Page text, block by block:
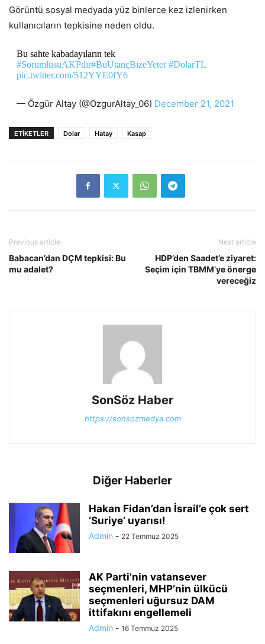
Görüntü sosyal medyada yüz binlerce kez izlenirken
kullanıcıların tepkisine neden oldu.
Bu sahte kabadayıların tek
#SorumlusuAKPdir#BuUtançBizeYeter #DolarTL
pic.twitter.com/512YYE0fY6
— Özgür Altay (@OzgurAltay_06) December 21, 2021
ETİKETLER Dolar Hatay Kasap
Previous article
Babacan’dan DÇM tepkisi: Bu
mu adalet?
Next article
HDP’den Saadet’e ziyaret:
Seçim için TBMM’ye önerge
vereceğiz
SonSöz Haber
https://sonsozmedya.com
Diğer Haberler
Hakan Fidan’dan İsrail’e çok sert
‘Suriye’ uyarısı!
Admin - 22 Temmuz 2025
AK Parti’nin vatansever
seçmenleri, MHP’nin ülkücü
seçmenleri uğursuz DAM
ittifakını engellemeli
Admin - 16 Temmuz 2025